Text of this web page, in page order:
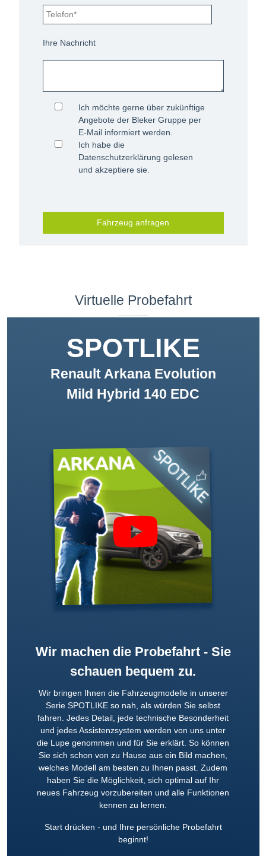
Ihre Nachricht
Ich möchte gerne über zukünftige
Angebote der Bleker Gruppe per
E-Mail informiert werden.
Ich habe die
Datenschutzerklärung gelesen
und akzeptiere sie.
Fahrzeug anfragen
Virtuelle Probefahrt
SPOTLIKE
Renault Arkana Evolution
Mild Hybrid 140 EDC
Wir machen die Probefahrt - Sie
schauen bequem zu.
Wir bringen Ihnen die Fahrzeugmodelle in unserer
Serie SPOTLIKE so nah, als würden Sie selbst
fahren. Jedes Detail, jede technische Besonderheit
und jedes Assistenzsystem werden von uns unter
die Lupe genommen und für Sie erklärt. So können
Sie sich schon von zu Hause aus ein Bild machen,
welches Modell am besten zu Ihnen passt. Zudem
haben Sie die Möglichkeit, sich optimal auf Ihr
neues Fahrzeug vorzubereiten und alle Funktionen
kennen zu lernen.
Start drücken - und Ihre persönliche Probefahrt
beginnt!